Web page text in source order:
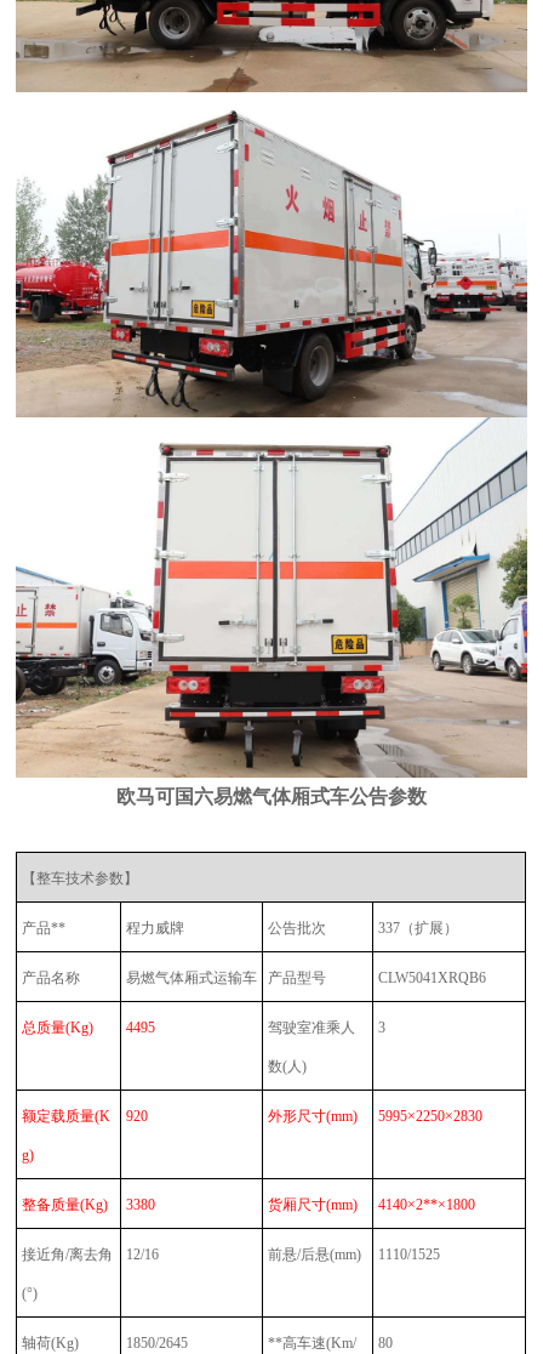
欧马可国六易燃气体厢式车公告参数
【整车技术参数】
产品** 程力威牌 公告批次 337（扩展）
产品名称 易燃气体厢式运输车 产品型号 CLW5041XRQB6
总质量(Kg) 4495 驾驶室准乘人
数(人)
3
额定载质量(K
g)
920 外形尺寸(mm) 5995×2250×2830
整备质量(Kg) 3380 货厢尺寸(mm) 4140×2**×1800
接近角/离去角
(°)
12/16 前悬/后悬(mm) 1110/1525
轴荷(Kg) 1850/2645 **高车速(Km/ 80